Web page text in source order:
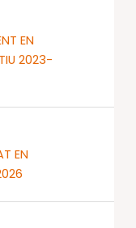
EN
2023-
EN